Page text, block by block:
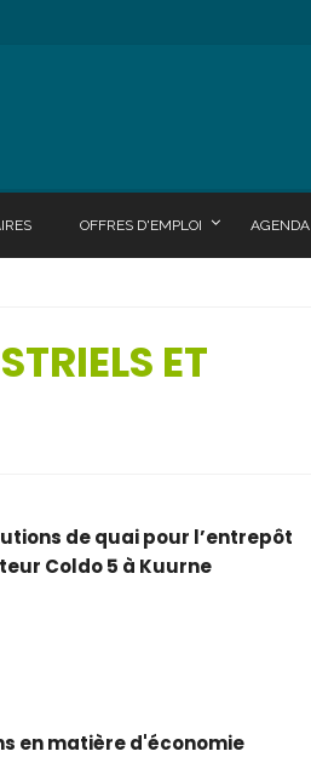
OFFRES D'EMPLOI AGENDA
ET
de quai pour l’entrepôt
Coldo 5 à Kuurne
en matière d'économie